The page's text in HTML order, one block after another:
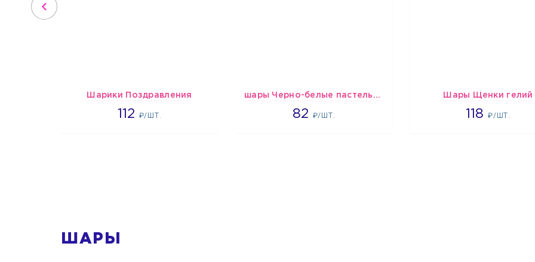
Шарики Поздравления
112 ₽/ШТ.
1718 шары Черно-белые пастельные
82 ₽/ШТ.
1637 Шары Щенки гелий
118₽/ШТ.
1862
ШАРЫ